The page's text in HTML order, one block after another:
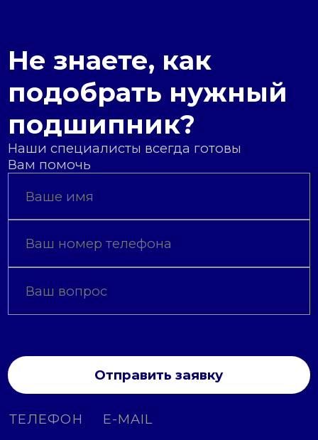
Не знаете, как
подобрать нужный
подшипник?
Наши специалисты всегда готовы
Вам помочь
Отправить заявку
ТЕЛЕФОН E-MAIL